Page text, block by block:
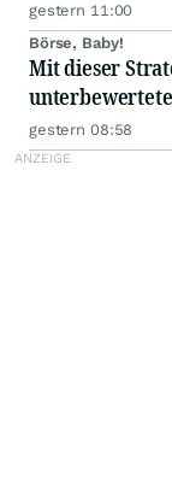
gestern 11:00
Börse, Baby!
Mit dieser
gestern 08:58